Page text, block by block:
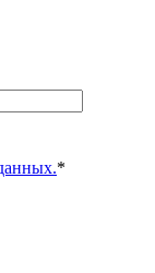
*